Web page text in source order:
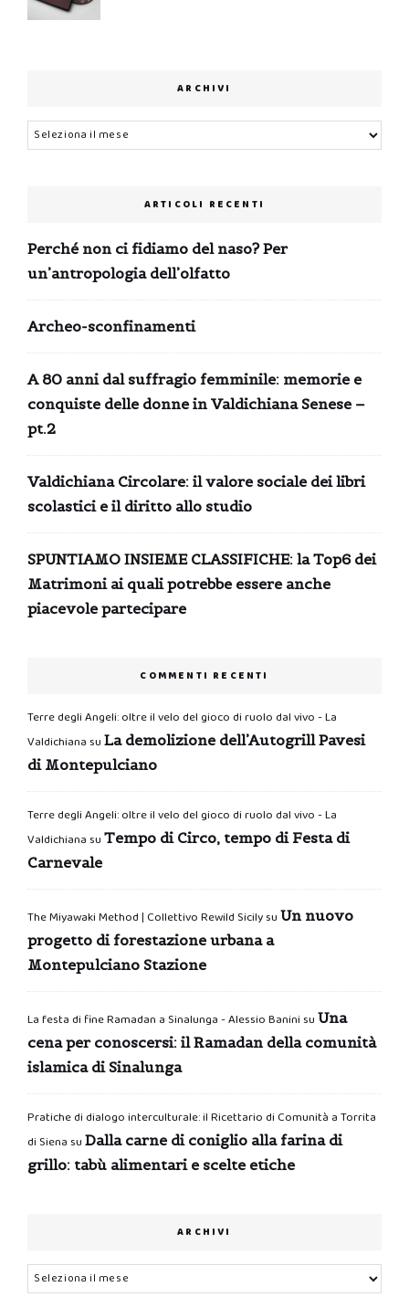
ARCHIVI
Archivi
ARTICOLI RECENTI
Perché non ci fidiamo del naso? Per
un’antropologia dell’olfatto
Archeo-sconfinamenti
A 80 anni dal suffragio femminile: memorie e
conquiste delle donne in Valdichiana Senese –
pt.2
Valdichiana Circolare: il valore sociale dei libri
scolastici e il diritto allo studio
SPUNTIAMO INSIEME CLASSIFICHE: la Top6 dei
Matrimoni ai quali potrebbe essere anche
piacevole partecipare
COMMENTI RECENTI
Terre degli Angeli: oltre il velo del gioco di ruolo dal vivo - La
Valdichiana su La demolizione dell’Autogrill Pavesi
di Montepulciano
Terre degli Angeli: oltre il velo del gioco di ruolo dal vivo - La
Valdichiana su Tempo di Circo, tempo di Festa di
Carnevale
The Miyawaki Method | Collettivo Rewild Sicilysu Un nuovo
progetto di forestazione urbana a
Montepulciano Stazione
La festa di fine Ramadan a Sinalunga - Alessio Banini su Una
cena per conoscersi: il Ramadan della comunità
islamica di Sinalunga
Pratiche di dialogo interculturale: il Ricettario di Comunità a Torrita
di Siena su Dalla carne di coniglio alla farina di
grillo: tabù alimentari e scelte etiche
ARCHIVI
Archivi